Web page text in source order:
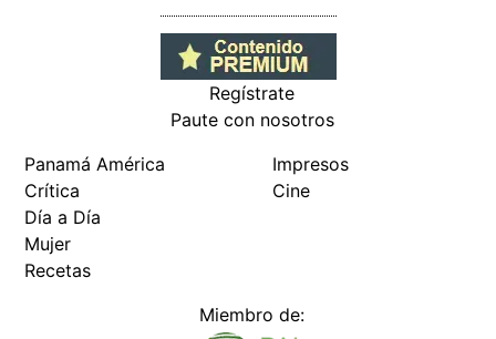
Regístrate
Paute con nosotros
Panamá América
Crítica
Día a Día
Mujer
Recetas
Impresos
Cine
Miembro de: